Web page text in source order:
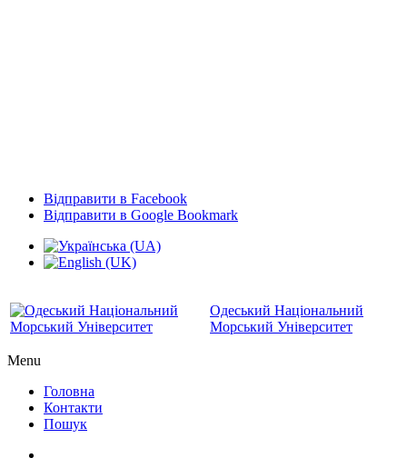
Відправити в Facebook
Відправити в Google Bookmark
Одеський Національний
Морський Університет
Menu
Головна
Контакти
Пошук